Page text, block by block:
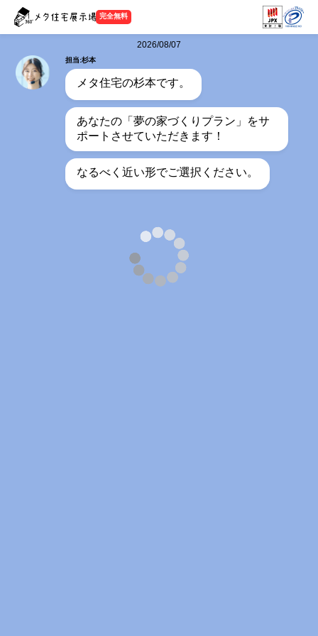
完全無料
2026/08/07
担当:杉本
メタ住宅の杉本です。
あなたの「夢の家づくりプラン」をサ
ポートさせていただきます！
なるべく近い形でご選択ください。
何階建てをご希望ですか？